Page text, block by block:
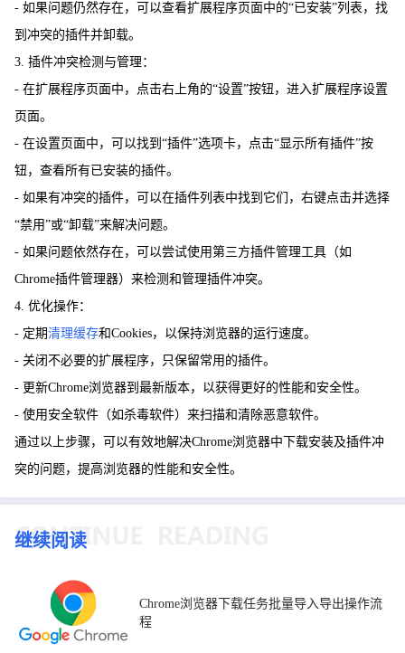
- 如果问题仍然存在，可以查看扩展程序页面中的“已安装”列表，找
到冲突的插件并卸载。
3. 插件冲突检测与管理：
- 在扩展程序页面中，点击右上角的“设置”按钮，进入扩展程序设置
页面。
- 在设置页面中，可以找到“插件”选项卡，点击“显示所有插件”按
钮，查看所有已安装的插件。
- 如果有冲突的插件，可以在插件列表中找到它们，右键点击并选择
“禁用”或“卸载”来解决问题。
- 如果问题依然存在，可以尝试使用第三方插件管理工具（如
Chrome插件管理器）来检测和管理插件冲突。
4. 优化操作：
- 定期清理缓存和Cookies，以保持浏览器的运行速度。
- 关闭不必要的扩展程序，只保留常用的插件。
- 更新Chrome浏览器到最新版本，以获得更好的性能和安全性。
- 使用安全软件（如杀毒软件）来扫描和清除恶意软件。
通过以上步骤，可以有效地解决Chrome浏览器中下载安装及插件冲
突的问题，提高浏览器的性能和安全性。
继续阅读
Chrome浏览器下载任务批量导入导出操作流
程